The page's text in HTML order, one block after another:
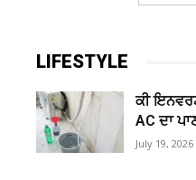
LIFESTYLE
ਕੀ
AC ਦਾ
July 19, 2026